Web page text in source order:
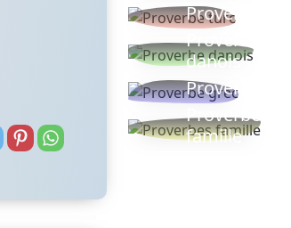
Proverbe turc
Proverbe
danois
Proverbe grec
Proverbes
famille